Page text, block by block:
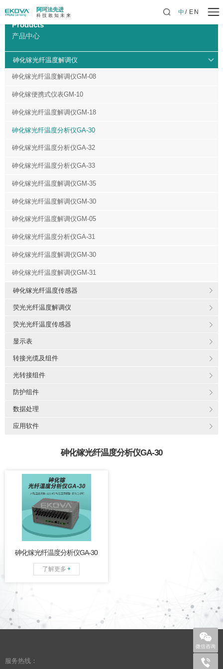
阿珂法先进
科 技 敢 知 未 来
中 EN
Products
产品中心
砷化镓光纤温度解调仪
砷化镓光纤温度解调仪GM-08
砷化镓便携式仪表GM-10
砷化镓光纤温度解调仪GM-18
砷化镓光纤温度分析仪GA-30
砷化镓光纤温度分析仪GA-32
砷化镓光纤温度分析仪GA-33
砷化镓光纤温度解调仪GM-35
砷化镓光纤温度解调仪GM-30
砷化镓光纤温度解调仪GM-05
砷化镓光纤温度分析仪GA-31
砷化镓光纤温度解调仪GM-30
砷化镓光纤温度解调仪GM-31
砷化镓光纤温度传感器
荧光光纤温度解调仪
荧光光纤温度传感器
显示表
转接光缆及组件
光转接组件
防护组件
数据处理
应用软件
砷化镓光纤温度分析仪GA-30
砷化镓光纤温度分析仪GA-30
了解更多 +
最大24路温度采集；支持现
场和后台远程设置；可外接
HDMI显示屏，系统自诊
断，可评估传感器工作状
态。
服务热线：
微信咨询
+86